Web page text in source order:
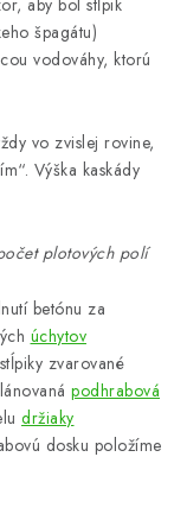
aby bol stĺpik
špagátu)
vodováhy, ktorú
vo zvislej rovine,
Výška kaskády
plotových polí
betónu za
úchytov
zvarované
podhrabová
držiaky
dosku položíme